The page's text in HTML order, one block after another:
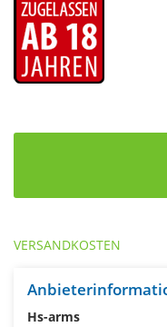
VERSANDKOSTEN
Hs-arms